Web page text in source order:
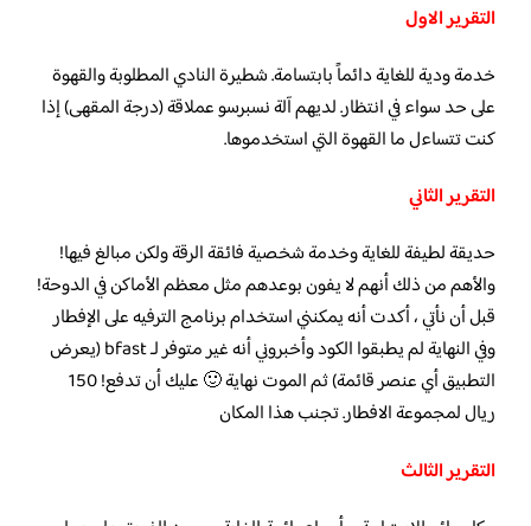
التقرير الاول
خدمة ودية للغاية دائماً بابتسامة. شطيرة النادي المطلوبة والقهوة
على حد سواء في انتظار. لديهم آلة نسبرسو عملاقة (درجة المقهى) إذا
كنت تتساءل ما القهوة التي استخدموها.
التقرير الثاني
حديقة لطيفة للغاية وخدمة شخصية فائقة الرقة ولكن مبالغ فيها!
والأهم من ذلك أنهم لا يفون بوعدهم مثل معظم الأماكن في الدوحة!
قبل أن نأتي ، أكدت أنه يمكنني استخدام برنامج الترفيه على الإفطار
وفي النهاية لم يطبقوا الكود وأخبروني أنه غير متوفر لـ bfast (يعرض
التطبيق أي عنصر قائمة) ثم الموت نهاية 🙂 عليك أن تدفع! 150
ريال لمجموعة الافطار. تجنب هذا المكان
التقرير الثالث